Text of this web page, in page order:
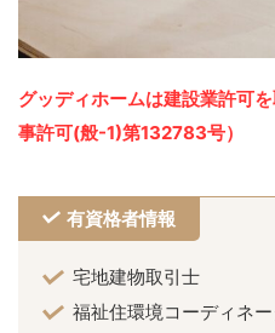
グッディホームは建設業許可
事許可(般-1)第132783号）
有資格者情報
宅地建物取引士
福祉住環境コーディネ